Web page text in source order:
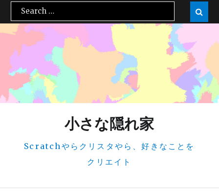
content
Search
for:

小さな隠れ家
Scratchやらクリスタやら、好きなことを
クリエイト